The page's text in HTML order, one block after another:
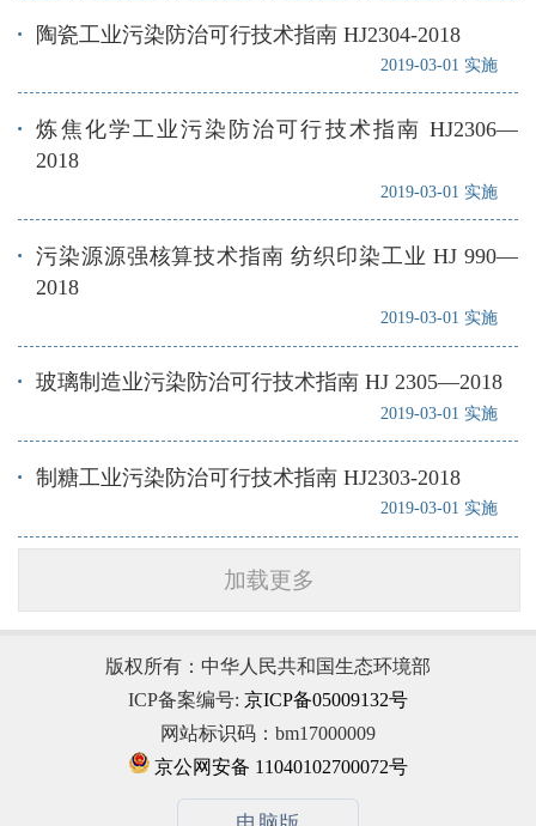
陶瓷工业污染防治可行技术指南 HJ2304-2018
2019-03-01 实施
炼焦化学工业污染防治可行技术指南 HJ2306—
2018
2019-03-01 实施
污染源源强核算技术指南 纺织印染工业 HJ 990—
2018
2019-03-01 实施
玻璃制造业污染防治可行技术指南 HJ 2305—2018
2019-03-01 实施
制糖工业污染防治可行技术指南 HJ2303-2018
2019-03-01 实施
加载更多
版权所有：中华人民共和国生态环境部
ICP备案编号: 京ICP备05009132号
网站标识码：bm17000009
京公网安备 11040102700072号